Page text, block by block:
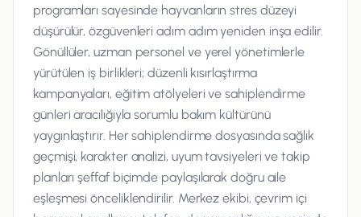
programları sayesinde hayvanların stres düzeyi
düşürülür, özgüvenleri adım adım yeniden inşa edilir.
Gönüllüler, uzman personel ve yerel yönetimlerle
yürütülen iş birlikleri; düzenli kısırlaştırma
kampanyaları, eğitim atölyeleri ve sahiplendirme
günleri aracılığıyla sorumlu bakım kültürünü
yaygınlaştırır. Her sahiplendirme dosyasında sağlık
geçmişi, karakter analizi, uyum tavsiyeleri ve takip
planları şeffaf biçimde paylaşılarak doğru aile
eşleşmesi önceliklendirilir. Merkez ekibi, çevrim içi